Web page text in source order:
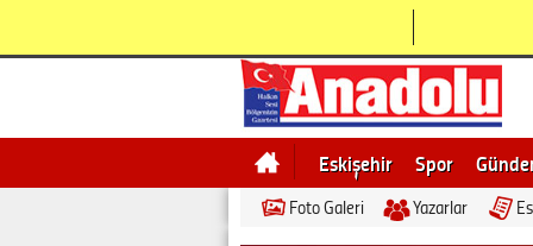
Eskişehir Spor
Bilecik
Ne demek
Foto Galeri Yazarlar